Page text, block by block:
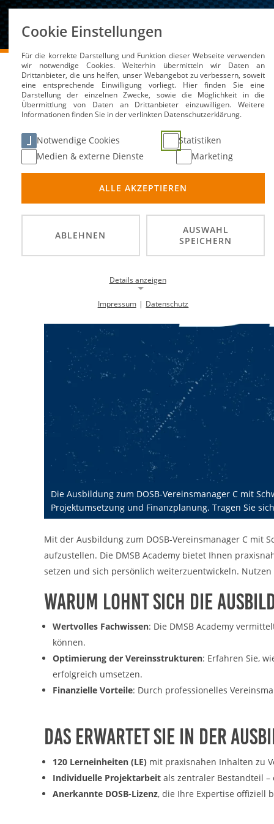
DMSB Medien / Service News
Ausbildung zum DOSB-
Motorsport
Die Ausbildung zum DOSB-Vereinsmanager C mit
Projektumsetzung und Finanzplanung. Tragen Sie
Mit der Ausbildung zum DOSB-Vereinsmanager C mit
aufzustellen. Die DMSB Academy bietet Ihnen
setzen und sich persönlich weiterzuentwickeln.
Warum lohnt sich die
Wertvolles Fachwissen: Die DMSB Academy
können.
Optimierung der Vereinsstrukturen: Erfahren Sie,
erfolgreich umsetzen.
Finanzielle Vorteile: Durch professionelles
Das erwartet Sie in der
120 Lerneinheiten (LE) mit praxisnahen Inhalten zu
Individuelle Projektarbeit als zentraler Bestandteil
Anerkannte DOSB-Lizenz, die Ihre Expertise offiziell
Cookie Einstellungen
Für die korrekte Darstellung und Funktion dieser Webseite verwenden
wir notwendige Cookies. Weiterhin übermitteln wir Daten an
Drittanbieter, die uns helfen, unser Webangebot zu verbessern, soweit
eine entsprechende Einwilligung vorliegt. Hier finden Sie eine
Darstellung der einzelnen Zwecke, sowie die Möglichkeit in die
Übermittlung von Daten an Drittanbieter einzuwilligen. Weitere
Informationen finden Sie in der verlinkten Datenschutzerklärung.
Notwendige Cookies
Statistiken
Medien & externe Dienste
Marketing
ALLE AKZEPTIEREN
ABLEHNEN
AUSWAHL
SPEICHERN
Details anzeigen
Notwendige Cookies ermöglichen die Kernfunktionalität einer
Website. Sie helfen dabei, die Website nutzbar zu machen, indem sie
grundlegende Funktionen ermöglichen. Ohne diese Cookies kann die
Website nicht richtig funktionieren.
Background Image
gw-cookie-bgimage
Anbieter:
Dieser Cookie speichert Informationen zu
verwendeten Hintergrundbildern der
Website.
Cookie Laufzeit: 24 Stunden
Name: cookie_consent
DMSB
Zweck:
Dieser Cookie speichert die gewählten
12 Monate
Statistiken
Cookies, die der Sammlung von Informationen und Erstellung von
Google Analytics
_gat, _ga, _gid
Anbieter: Google LLC
Impressum | Datenschutz